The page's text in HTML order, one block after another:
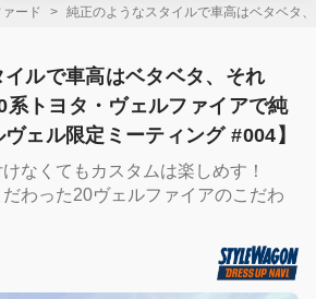
ード 純正のようなスタイルで車高はベタベタ
ルで車高はベタベタ、それ
トヨタ・ヴェルファイアで純
ェル限定ミーティング #004】
けなくてもカスタムは楽しめす！
わった20ヴェルファイアのこだわ